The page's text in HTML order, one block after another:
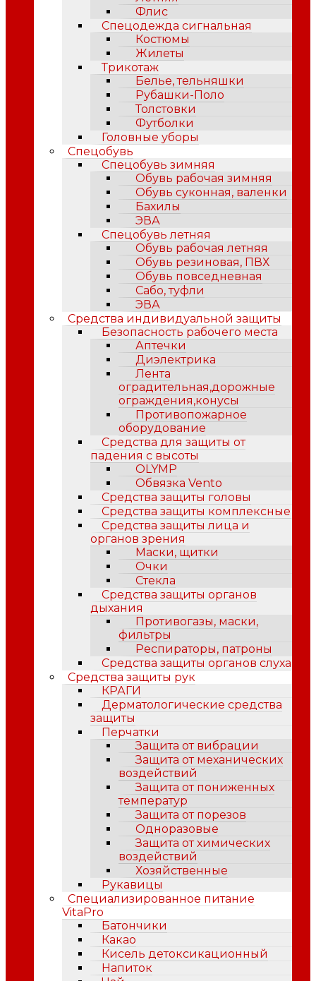
Флис
Спецодежда сигнальная
Костюмы
Жилеты
Трикотаж
Белье, тельняшки
Рубашки-Поло
Толстовки
Футболки
Головные уборы
Спецобувь
Спецобувь зимняя
Обувь рабочая зимняя
Обувь суконная, валенки
Бахилы
ЭВА
Спецобувь летняя
Обувь рабочая летняя
Обувь резиновая, ПВХ
Обувь повседневная
Сабо, туфли
ЭВА
Средства индивидуальной защиты
Безопасность рабочего места
Аптечки
Диэлектрика
Лента
оградительная,дорожные
ограждения,конусы
Противопожарное
оборудование
Средства для защиты от
падения с высоты
OLYMP
Обвязка Vento
Средства защиты головы
Средства защиты комплексные
Средства защиты лица и
органов зрения
Маски, щитки
Очки
Стекла
Средства защиты органов
дыхания
Противогазы, маски,
фильтры
Респираторы, патроны
Средства защиты органов слуха
Средства защиты рук
КРАГИ
Дерматологические средства
защиты
Перчатки
Защита от вибрации
Защита от механических
воздействий
Защита от пониженных
температур
Защита от порезов
Одноразовые
Защита от химических
воздействий
Хозяйственные
Рукавицы
Специализированное питание
VitaPro
Батончики
Какао
Кисель детоксикационный
Напиток